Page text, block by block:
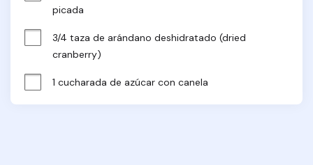
picada
3/4 taza de arándano deshidratado (dried
cranberry)
1 cucharada de azúcar con canela